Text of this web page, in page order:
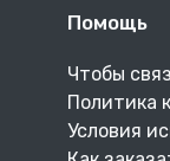
Помощь
Чтобы
Политика
Условия